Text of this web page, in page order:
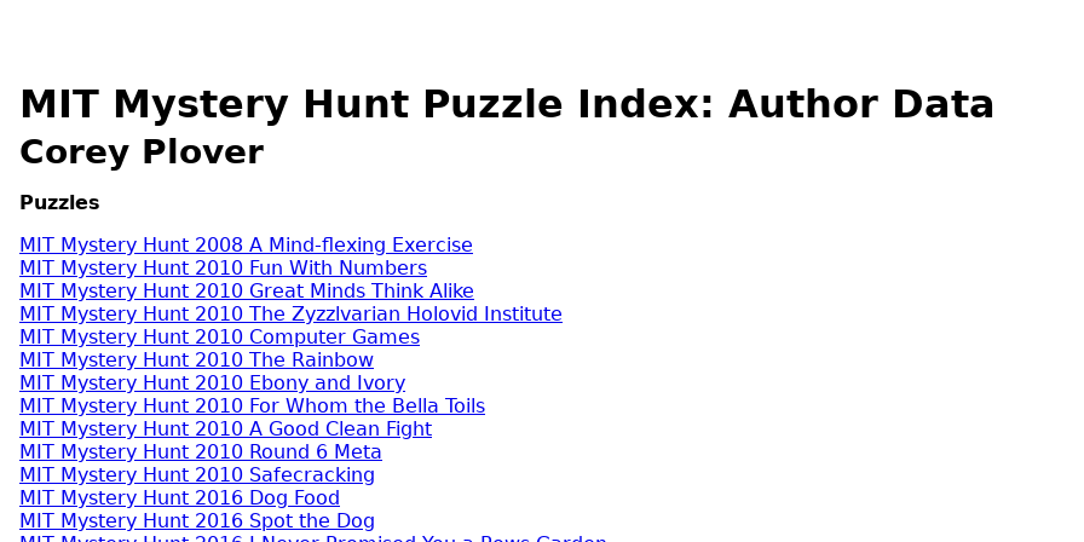
MIT Mystery Hunt Puzzle Index: Author Data
Corey Plover
Puzzles
MIT Mystery Hunt 2008 A Mind-flexing Exercise
MIT Mystery Hunt 2010 Fun With Numbers
MIT Mystery Hunt 2010 Great Minds Think Alike
MIT Mystery Hunt 2010 The Zyzzlvarian Holovid Institute
MIT Mystery Hunt 2010 Computer Games
MIT Mystery Hunt 2010 The Rainbow
MIT Mystery Hunt 2010 Ebony and Ivory
MIT Mystery Hunt 2010 For Whom the Bella Toils
MIT Mystery Hunt 2010 A Good Clean Fight
MIT Mystery Hunt 2010 Round 6 Meta
MIT Mystery Hunt 2010 Safecracking
MIT Mystery Hunt 2016 Dog Food
MIT Mystery Hunt 2016 Spot the Dog